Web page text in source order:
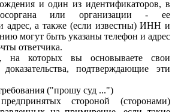
и один из идентификаторов, в
или организации - ее
адрес, а также (если известны) ИНН и
могут быть указаны телефон и адрес
ответчика.
на которых вы основываете свои
подтверждающие эти
("прошу суд ...")
стороной (сторонами)